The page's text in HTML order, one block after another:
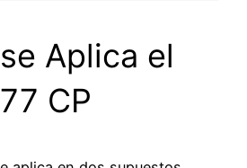
Aplica el
CP